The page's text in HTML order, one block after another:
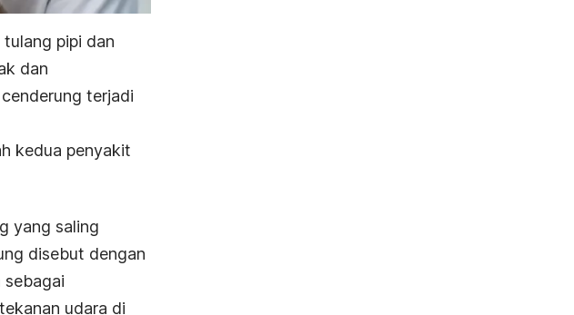
pipi dan
dan
terjadi
kedua penyakit
yang saling
disebut dengan
sebagai
udara di